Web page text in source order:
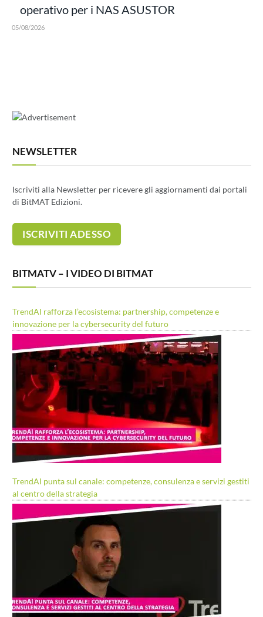
operativo per i NAS ASUSTOR
05/08/2026
NEWSLETTER
Iscriviti alla Newsletter per ricevere gli aggiornamenti dai portali
di BitMAT Edizioni.
BITMATV – I VIDEO DI BITMAT
TrendAI rafforza l’ecosistema: partnership, competenze e
innovazione per la cybersecurity del futuro
TrendAI punta sul canale: competenze, consulenza e servizi gestiti
al centro della strategia